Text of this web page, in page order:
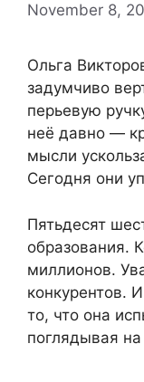
November 8,
Ольга
задумчиво
перьевую
неё давно —
мысли
Сегодня они
Пятьдесят
образования.
миллионов.
конкурентов.
то, что она
поглядывая